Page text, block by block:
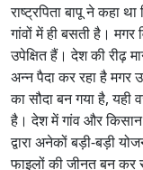
राष्ट्रपिता बापू ने कहा
गांवों में ही बसती है।
उपेक्षित हैं। देश की रीढ़
अन्न पैदा कर रहा है
का सौदा बन गया है,
है। देश में गांव और
द्वारा अनेकों बड़ी-बड़ी
फाइलों की जीनत बन कर